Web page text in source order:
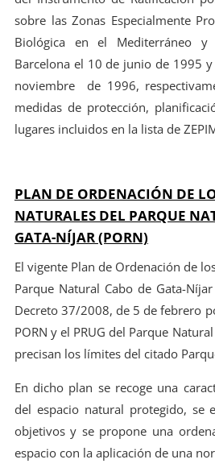
sobre las Zonas Especialmente
Biológica en el Mediterráneo y
Barcelona el 10 de junio de 1995
noviembre de 1996,
medidas de protección,
lugares incluidos en la lista de
PLAN DE ORDENACIÓN DE
NATURALES DEL PARQUE
GATA-NÍJAR (PORN)
El vigente Plan de Ordenación de
Parque Natural Cabo de Gata-
Decreto 37/2008, de 5 de febrero
PORN y el PRUG del Parque
precisan los límites del citado
En dicho plan se recoge una
del espacio natural protegido, se
objetivos y se propone una
espacio con la aplicación de una